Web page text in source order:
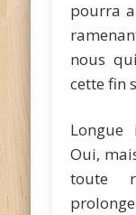
pourra
nous
cette fin
Longue
Oui,
toute